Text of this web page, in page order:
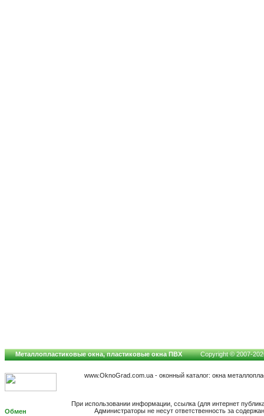
Металлопластиковые окна, пластиковые окна ПВХ Copyright © 2007-
www.OknoGrad.com.ua - оконный каталог: окна
При использовании информации, ссылка (для интернет
Администраторы не несут ответственность за
Обмен